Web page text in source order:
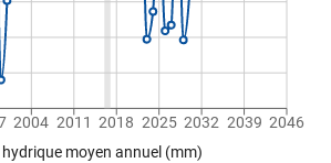
2004 2011 2018 2025 2032 2039 2046
moyen annuel (mm)